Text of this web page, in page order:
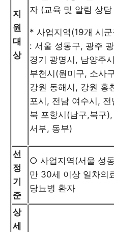
지
원
대
상
자 (교육 및 알림 상
* 사업지역(19개 시군
: 서울 성동구, 광주
경기 광명시, 남양주
부천시(원미구, 소사
강원 동해시, 강원 홍
포시, 전남 여수시,
북 포항시(남구,북구
서부, 동부)
선
정
기
준
○ 사업지역(서울 성
만 30세 이상 일차의
당뇨병 환자
상
세